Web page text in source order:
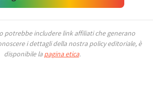
potrebbe includere link affiliati che generano
i dettagli della nostra policy editoriale, è
disponibile la pagina etica.